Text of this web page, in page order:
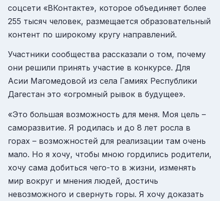
соцсети «ВКонтакте», которое объединяет более
255 тысяч человек, размещается образовательный
контент по широкому кругу направлений.
Участники сообщества рассказали о том, почему
они решили принять участие в конкурсе. Для
Асии Магомедовой из села Гамиях Республики
Дагестан это «огромный рывок в будущее».
«Это большая возможность для меня. Моя цель –
саморазвитие. Я родилась и до 8 лет росла в
горах – возможностей для реализации там очень
мало. Но я хочу, чтобы мною гордились родители,
хочу сама добиться чего-то в жизни, изменять
мир вокруг и мнения людей, достичь
невозможного и свернуть горы. Я хочу доказать